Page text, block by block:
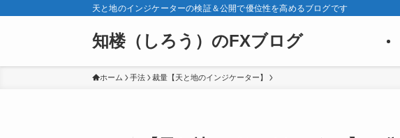
天と地のインジケーターの検証＆公開で優位性を高めるブログです
知楼（しろう）のFXブログ
ホーム 手法 裁量【天と地のインジケーター】